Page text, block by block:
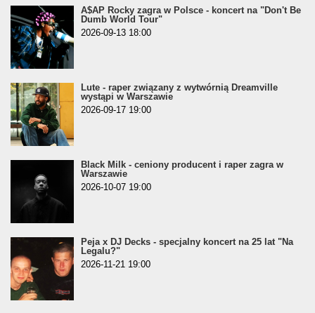
A$AP Rocky zagra w Polsce - koncert na "Don't Be
Dumb World Tour"
2026-09-13 18:00
Lute - raper związany z wytwórnią Dreamville
wystąpi w Warszawie
2026-09-17 19:00
Black Milk - ceniony producent i raper zagra w
Warszawie
2026-10-07 19:00
Peja x DJ Decks - specjalny koncert na 25 lat "Na
Legalu?"
2026-11-21 19:00